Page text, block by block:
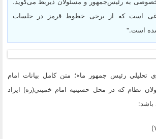
است که از برخی خطوط قرمز در جلسات
است.‌"
تحليلي رئيس جمهور ما»؛ متن کامل بيانات امام
نظام که در محل حسينيه امام خميني(ره) ايراد